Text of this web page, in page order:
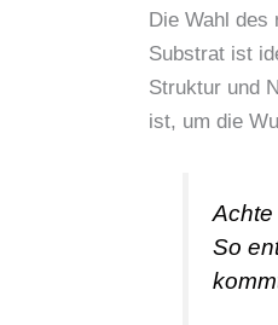
Die Wahl des
Substrat ist
Struktur und
ist, um die
Achte
So